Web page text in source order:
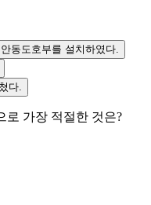
동도호부를 설치하였다.
다.
로 가장 적절한 것은?